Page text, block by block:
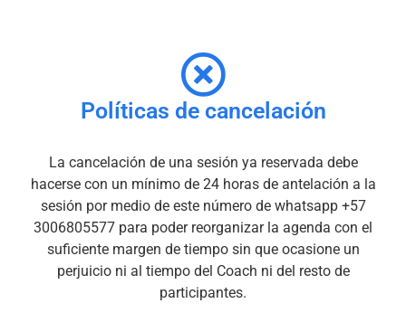
Políticas de cancelación
La cancelación de una sesión ya reservada debe
hacerse con un mínimo de 24 horas de antelación a la
sesión por medio de este número de whatsapp +57
3006805577 para poder reorganizar la agenda con el
suficiente margen de tiempo sin que ocasione un
perjuicio ni al tiempo del Coach ni del resto de
participantes.